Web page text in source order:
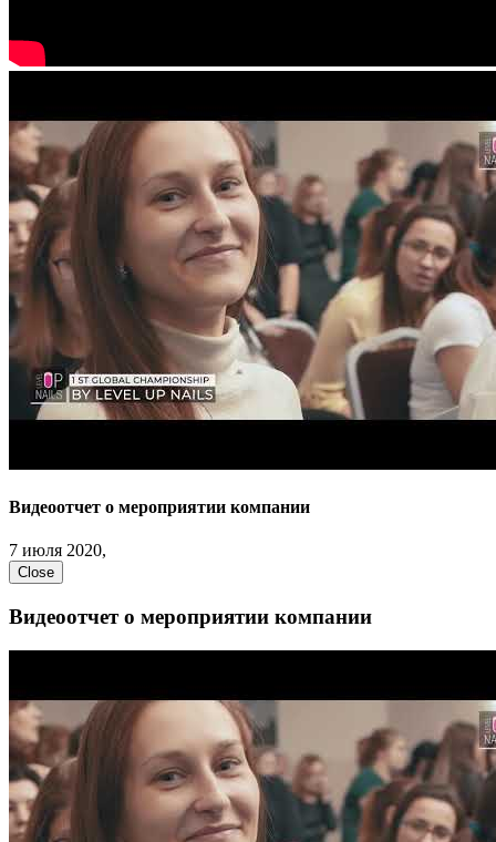
Видеоотчет о мероприятии компании
7 июля 2020,
Close
Видеоотчет о мероприятии компании